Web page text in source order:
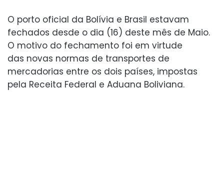
O porto oficial da Bolívia e Brasil estavam
fechados desde o dia (16) deste mês de Maio.
O motivo do fechamento foi em virtude
das novas normas de transportes de
mercadorias entre os dois países, impostas
pela Receita Federal e Aduana Boliviana.